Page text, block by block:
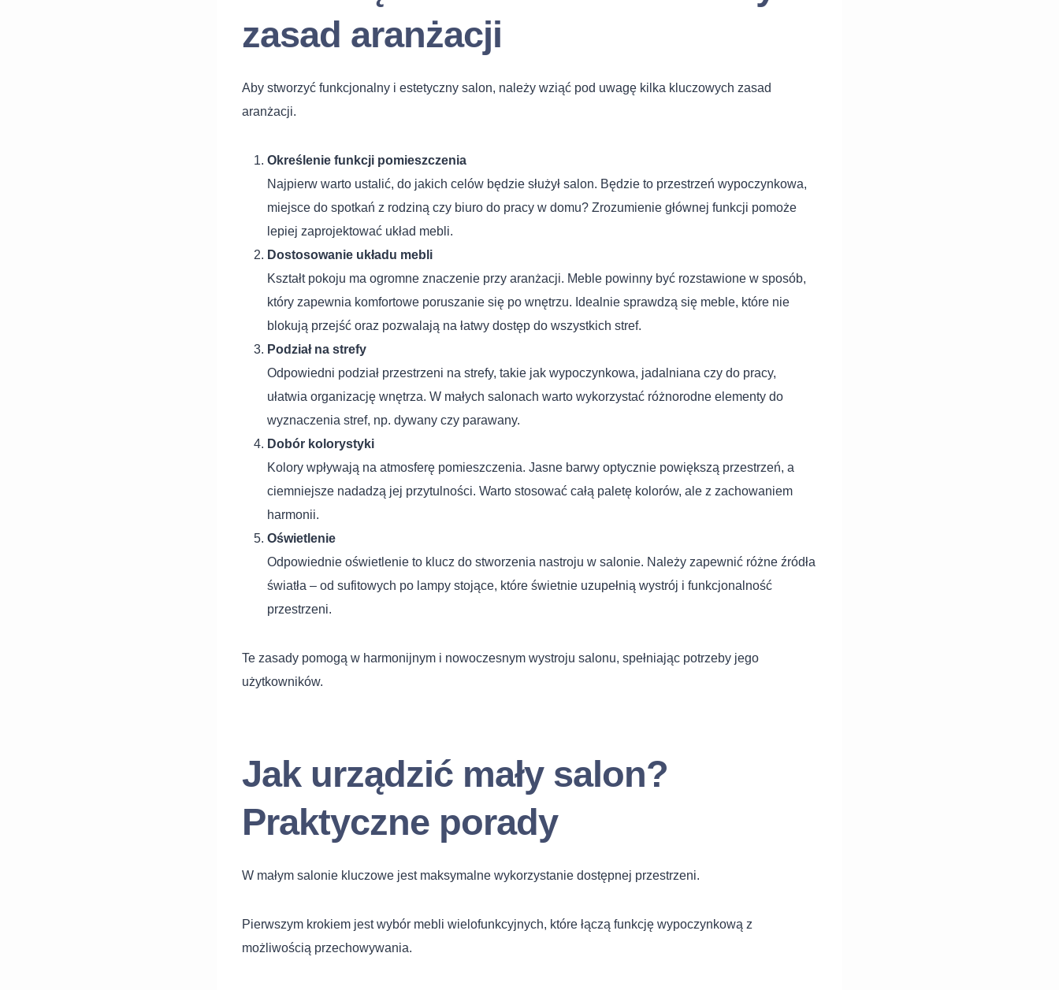
zasad aranżacji
Aby stworzyć funkcjonalny i estetyczny salon, należy wziąć pod uwagę kilka kluczowych zasad
aranżacji.
Określenie funkcji pomieszczenia
Najpierw warto ustalić, do jakich celów będzie służył salon. Będzie to przestrzeń wypoczynkowa,
miejsce do spotkań z rodziną czy biuro do pracy w domu? Zrozumienie głównej funkcji pomoże
lepiej zaprojektować układ mebli.
Dostosowanie układu mebli
Kształt pokoju ma ogromne znaczenie przy aranżacji. Meble powinny być rozstawione w sposób,
który zapewnia komfortowe poruszanie się po wnętrzu. Idealnie sprawdzą się meble, które nie
blokują przejść oraz pozwalają na łatwy dostęp do wszystkich stref.
Podział na strefy
Odpowiedni podział przestrzeni na strefy, takie jak wypoczynkowa, jadalniana czy do pracy,
ułatwia organizację wnętrza. W małych salonach warto wykorzystać różnorodne elementy do
wyznaczenia stref, np. dywany czy parawany.
Dobór kolorystyki
Kolory wpływają na atmosferę pomieszczenia. Jasne barwy optycznie powiększą przestrzeń, a
ciemniejsze nadadzą jej przytulności. Warto stosować całą paletę kolorów, ale z zachowaniem
harmonii.
Oświetlenie
Odpowiednie oświetlenie to klucz do stworzenia nastroju w salonie. Należy zapewnić różne źródła
światła – od sufitowych po lampy stojące, które świetnie uzupełnią wystrój i funkcjonalność
przestrzeni.
Te zasady pomogą w harmonijnym i nowoczesnym wystroju salonu, spełniając potrzeby jego
użytkowników.
Jak urządzić mały salon?
Praktyczne porady
W małym salonie kluczowe jest maksymalne wykorzystanie dostępnej przestrzeni.
Pierwszym krokiem jest wybór mebli wielofunkcyjnych, które łączą funkcję wypoczynkową z
możliwością przechowywania.